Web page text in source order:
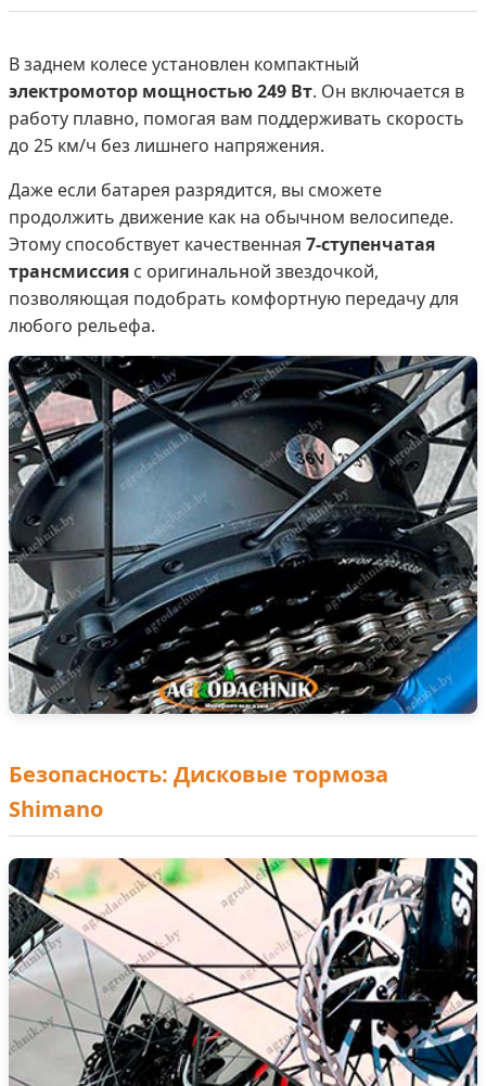
В заднем колесе установлен компактный
электромотор мощностью 249 Вт. Он включается в
работу плавно, помогая вам поддерживать скорость
до 25 км/ч без лишнего напряжения.
Даже если батарея разрядится, вы сможете
продолжить движение как на обычном велосипеде.
Этому способствует качественная 7-ступенчатая
трансмиссия с оригинальной звездочкой,
позволяющая подобрать комфортную передачу для
любого рельефа.
Безопасность: Дисковые тормоза
Shimano